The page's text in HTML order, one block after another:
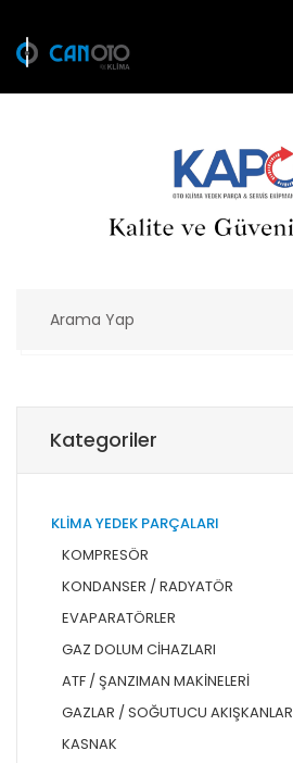
Kategoriler
KLİMA YEDEK PARÇALARI
KOMPRESÖR
KONDANSER / RADYATÖR
EVAPARATÖRLER
GAZ DOLUM CIHAZLARI
ATF / ŞANZIMAN MAKINELERI
GAZLAR / SOĞUTUCU AKIŞKANLAR
KASNAK